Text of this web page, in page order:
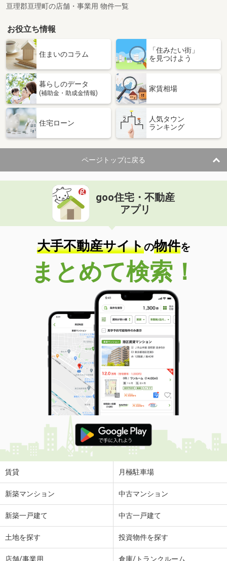
亘理郡亘理町の店舗・事業用 物件一覧
お役立ち情報
住まいのコラム
「住みたい街」
を見つけよう
暮らしのデータ
(補助金・助成金情報)
家賃相場
住宅ローン
人気タウン
ランキング
ページトップに戻る
goo住宅・不動産
アプリ
大手不動産サイトの物件を
まとめて検索！
賃貸 月極駐車場
新築マンション 中古マンション
新築一戸建て 中古一戸建て
土地を探す 投資物件を探す
店舗/事業用 倉庫/トランクルーム